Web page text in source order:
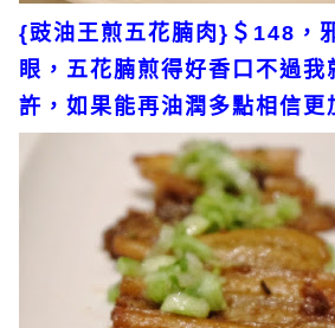
{豉油王煎五花腩肉}＄148，
眼，五花腩煎得好香口不過我
許，如果能再油潤多點相信更